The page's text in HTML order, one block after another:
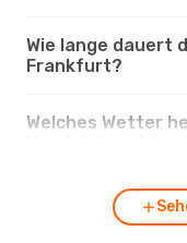
Wie lange dauert
Frankfurt?
Welches Wetter